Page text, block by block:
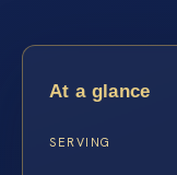
At a glance
SERVING